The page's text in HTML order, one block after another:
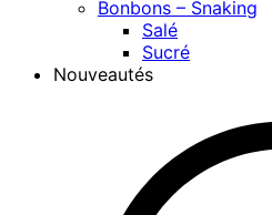
Bonbons – Snaking
Salé
Sucré
Nouveautés